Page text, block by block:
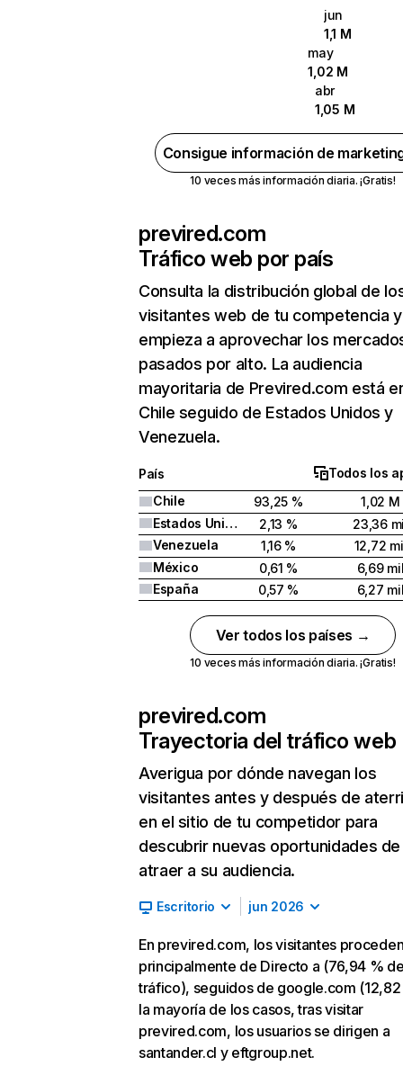
jun
1,1 M
may
1,02 M
abr
1,05 M
Consigue información de
10 veces más información diaria. ¡Gratis!
previred.com
Tráfico web por país
Consulta la distribución global de
visitantes web de tu competencia y
empieza a aprovechar los
pasados por alto. La audiencia
mayoritaria de Previred.com está
Chile seguido de Estados Unidos y
Venezuela.
País
Todos los
Chile
93,25 %
1,02 M
Estados Unidos
2,13 %
23,36
Venezuela
1,16 %
12,72
México
0,61 %
6,69
España
0,57 % 6,27
Ver todos los países →
10 veces más información diaria. ¡Gratis!
previred.com
Trayectoria del tráfico web
Averigua por dónde navegan los
visitantes antes y después de
en el sitio de tu competidor para
descubrir nuevas oportunidades de
atraer a su audiencia.
Escritorio jun 2026
En previred.com, los visitantes
principalmente de Directo a (76,94 %
tráfico), seguidos de google.com (12,82
la mayoría de los casos, tras visitar
previred.com, los usuarios se dirigen a
santander.cl y eftgroup.net.